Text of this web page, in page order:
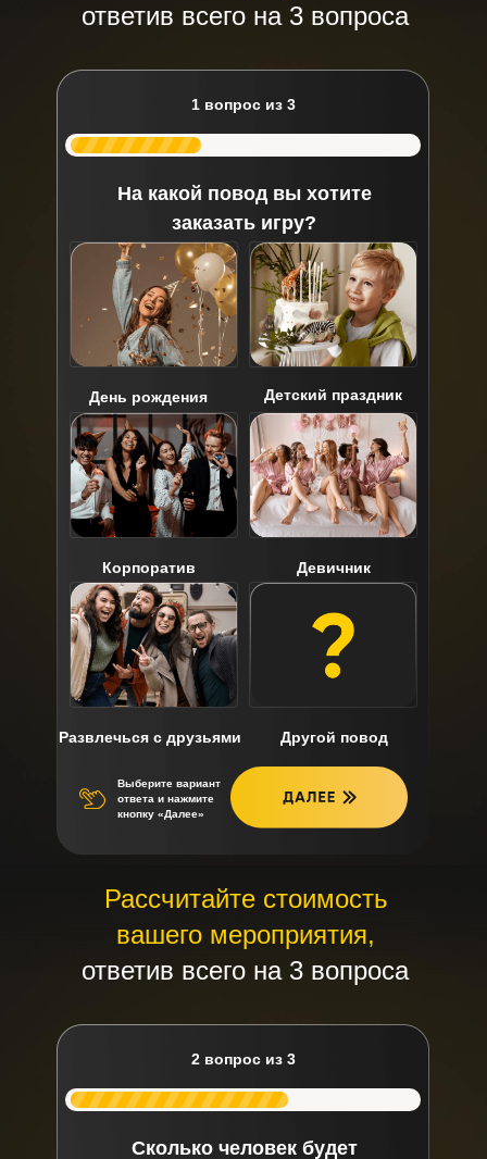
ответив всего на 3 вопроса
1 вопрос из 3
На какой повод вы хотите
заказать игру?
Выберите вариант
ответа и нажмите
кнопку «Далее»
День рождения Детский праздник
Корпоратив Девичник
Развлечься с друзьями Другой повод
Рассчитайте стоимость
вашего мероприятия,
ответив всего на 3 вопроса
2 вопрос из 3
Сколько человек будет